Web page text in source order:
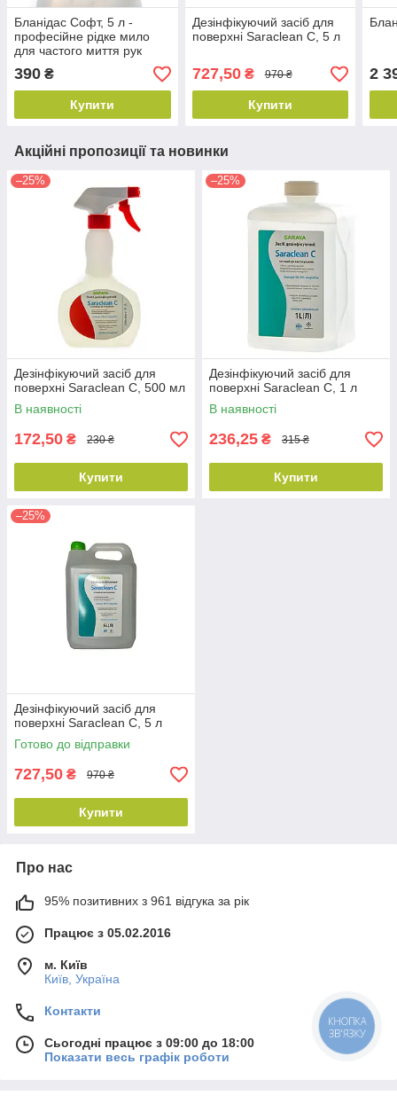
Бланідас Софт, 5 л -
професійне рідке мило
для частого миття рук
390 ₴
Купити
Дезінфікуючий засіб для
поверхні Saraclean C, 5 л
727,50₴ 970 ₴
Купити
2
Акційні пропозиції та новинки
–25%
Дезінфікуючий засіб для
поверхні Saraclean C, 500 мл
В наявності
172,50 ₴ 230 ₴
Купити
–25%
Дезінфікуючий засіб для
поверхні Saraclean C, 1 л
В наявності
236,25 ₴ 315 ₴
Купити
–25%
Дезінфікуючий засіб для
поверхні Saraclean C, 5 л
Готово до відправки
727,50 ₴ 970 ₴
Купити
Про нас
95% позитивних з 961 відгука за рік
Працює з 05.02.2016
м. Київ
Київ, Україна
Контакти
Сьогодні працює з 09:00 до 18:00
Показати весь графік роботи
КНОПКА
ЗВ'ЯЗКУ